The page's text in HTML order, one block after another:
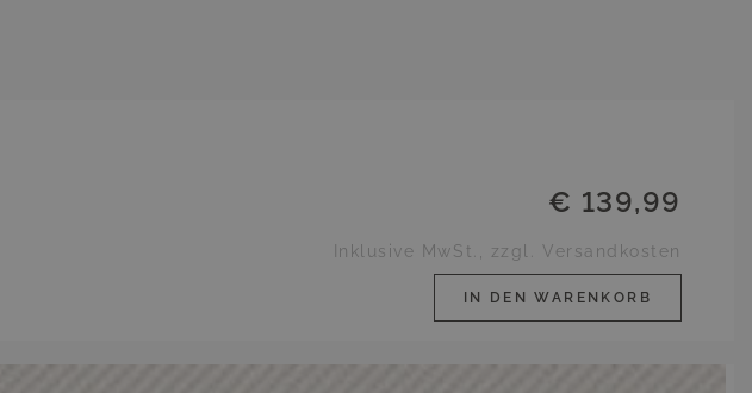
€ 139,99
Inklusive MwSt., zzgl. Versandkosten
IN DEN WARENKORB